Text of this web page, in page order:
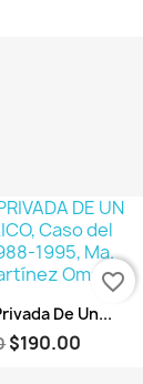
rápidaDe Un...
$190.00
favorite_border